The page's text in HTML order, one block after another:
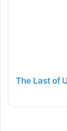
The Last of